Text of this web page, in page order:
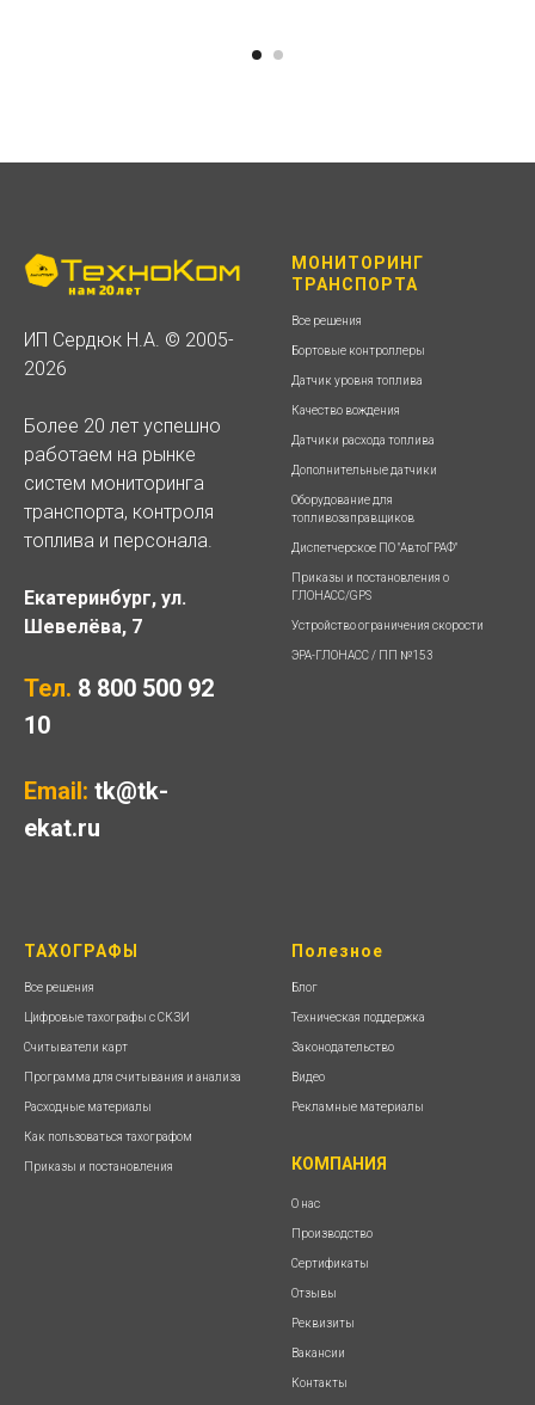
ИП Сердюк Н.А. © 2005-
2026
Более 20 лет успешно
работаем на рынке
систем мониторинга
транспорта, контроля
топлива и персонала.
Екатеринбург, ул.
Шевелёва, 7
Тел. 8 800 500 92
10
Email: tk@tk-
ekat.ru
МОНИТОРИНГ
ТРАНСПОРТА
Все решения
Бортовые контроллеры
Датчик уровня топлива
Качество вождения
Датчики расхода топлива
Дополнительные датчики
Оборудование для
топливозаправщиков
Диспетчерское ПО "АвтоГРАФ"
Приказы и постановления о
ГЛОНАСС/GPS
Устройство ограничения скорости
ЭРА-ГЛОНАСС / ПП №153
ТАХОГРАФЫ
Все решения
Цифровые тахографы с СКЗИ
Считыватели карт
Программа для считывания и анализа
Расходные материалы
Как пользоваться тахографом
Приказы и постановления
Полезное
Блог
Техническая поддержка
Законодательство
Видео
Рекламные материалы
КОМПАНИЯ
О нас
Производство
Сертификаты
Отзывы
Реквизиты
Вакансии
Контакты